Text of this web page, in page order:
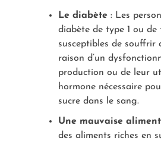
Le diabète: Les
diabète de type 1 ou
susceptibles de souffrir
raison d’un
production ou de leur
hormone nécessaire
sucre dans le sang.
Une mauvaise
des aliments riches en